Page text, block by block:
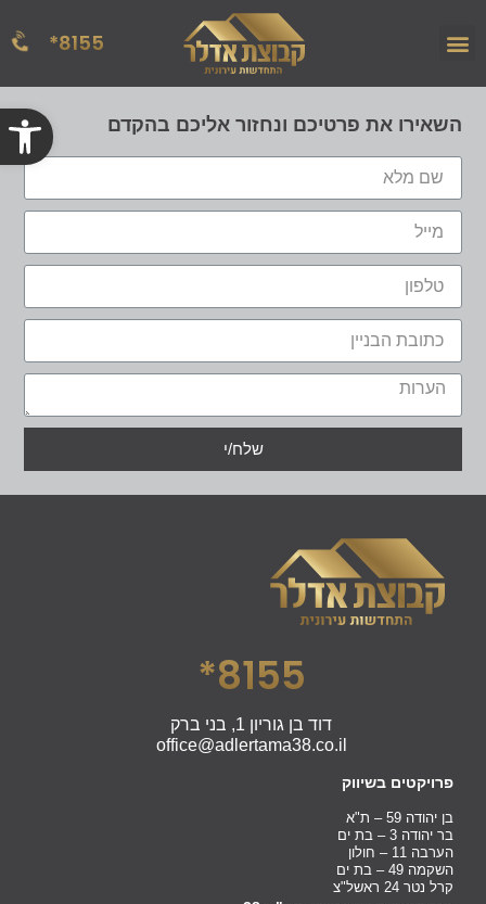
8155*
השאירו את פרטיכם ונחזור אליכם בהקדם
שלח/י
8155*
דוד בן גוריון 1, בני ברק
office@adlertama38.co.il
פרויקטים בשיווק
בן יהודה 59 – ת"א
בר יהודה 3 – בת ים
הערבה 11 – חולון
השקמה 49 – בת ים
קרל נטר 24 ראשל"צ